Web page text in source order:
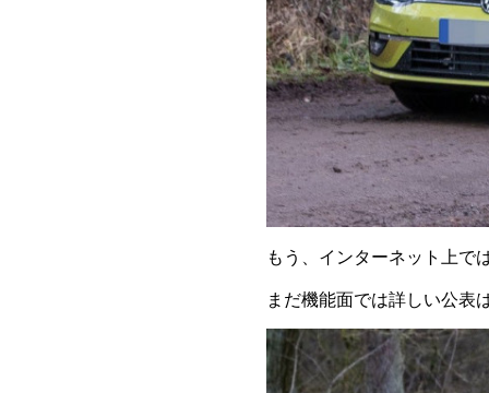
もう、インターネット上で
まだ機能面では詳しい公表